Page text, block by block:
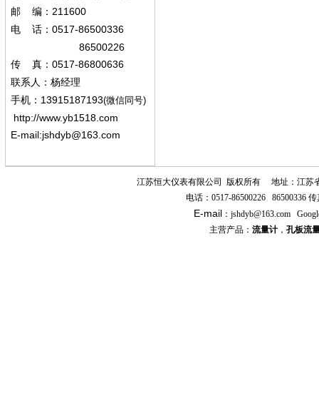
邮
编： 211600
电 话： 0517-86500336
86500226
传 真： 0517-86800636
联系人：杨经理
手机 ： 13915187193(微信同号)
http://www.yb1518.com
E-mail:jshdyb@163.com
江苏恒大仪表有限公司 版权所有
地址：江苏
电话： 0517-86500226 86500336 传
E-mail ： jshdyb@163.com
主营产品： 流量计， 孔板流